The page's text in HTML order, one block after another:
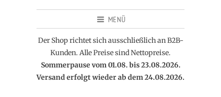
MENÜ
Der Shop richtet sich ausschließlich an B2B-
Kunden. Alle Preise sind Nettopreise.
Sommerpause vom 01.08. bis 23.08.2026.
Versand erfolgt wieder ab dem 24.08.2026.